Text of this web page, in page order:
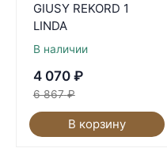
GIUSY REKORD 1
LINDA
В наличии
4 070 ₽
6 867 ₽
В корзину